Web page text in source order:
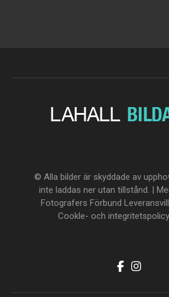
© Alla bilder är skyddade av
inte laddas ner utan tillstånd. |
Fotografers Förbund
Cookle- och integritetspolicy